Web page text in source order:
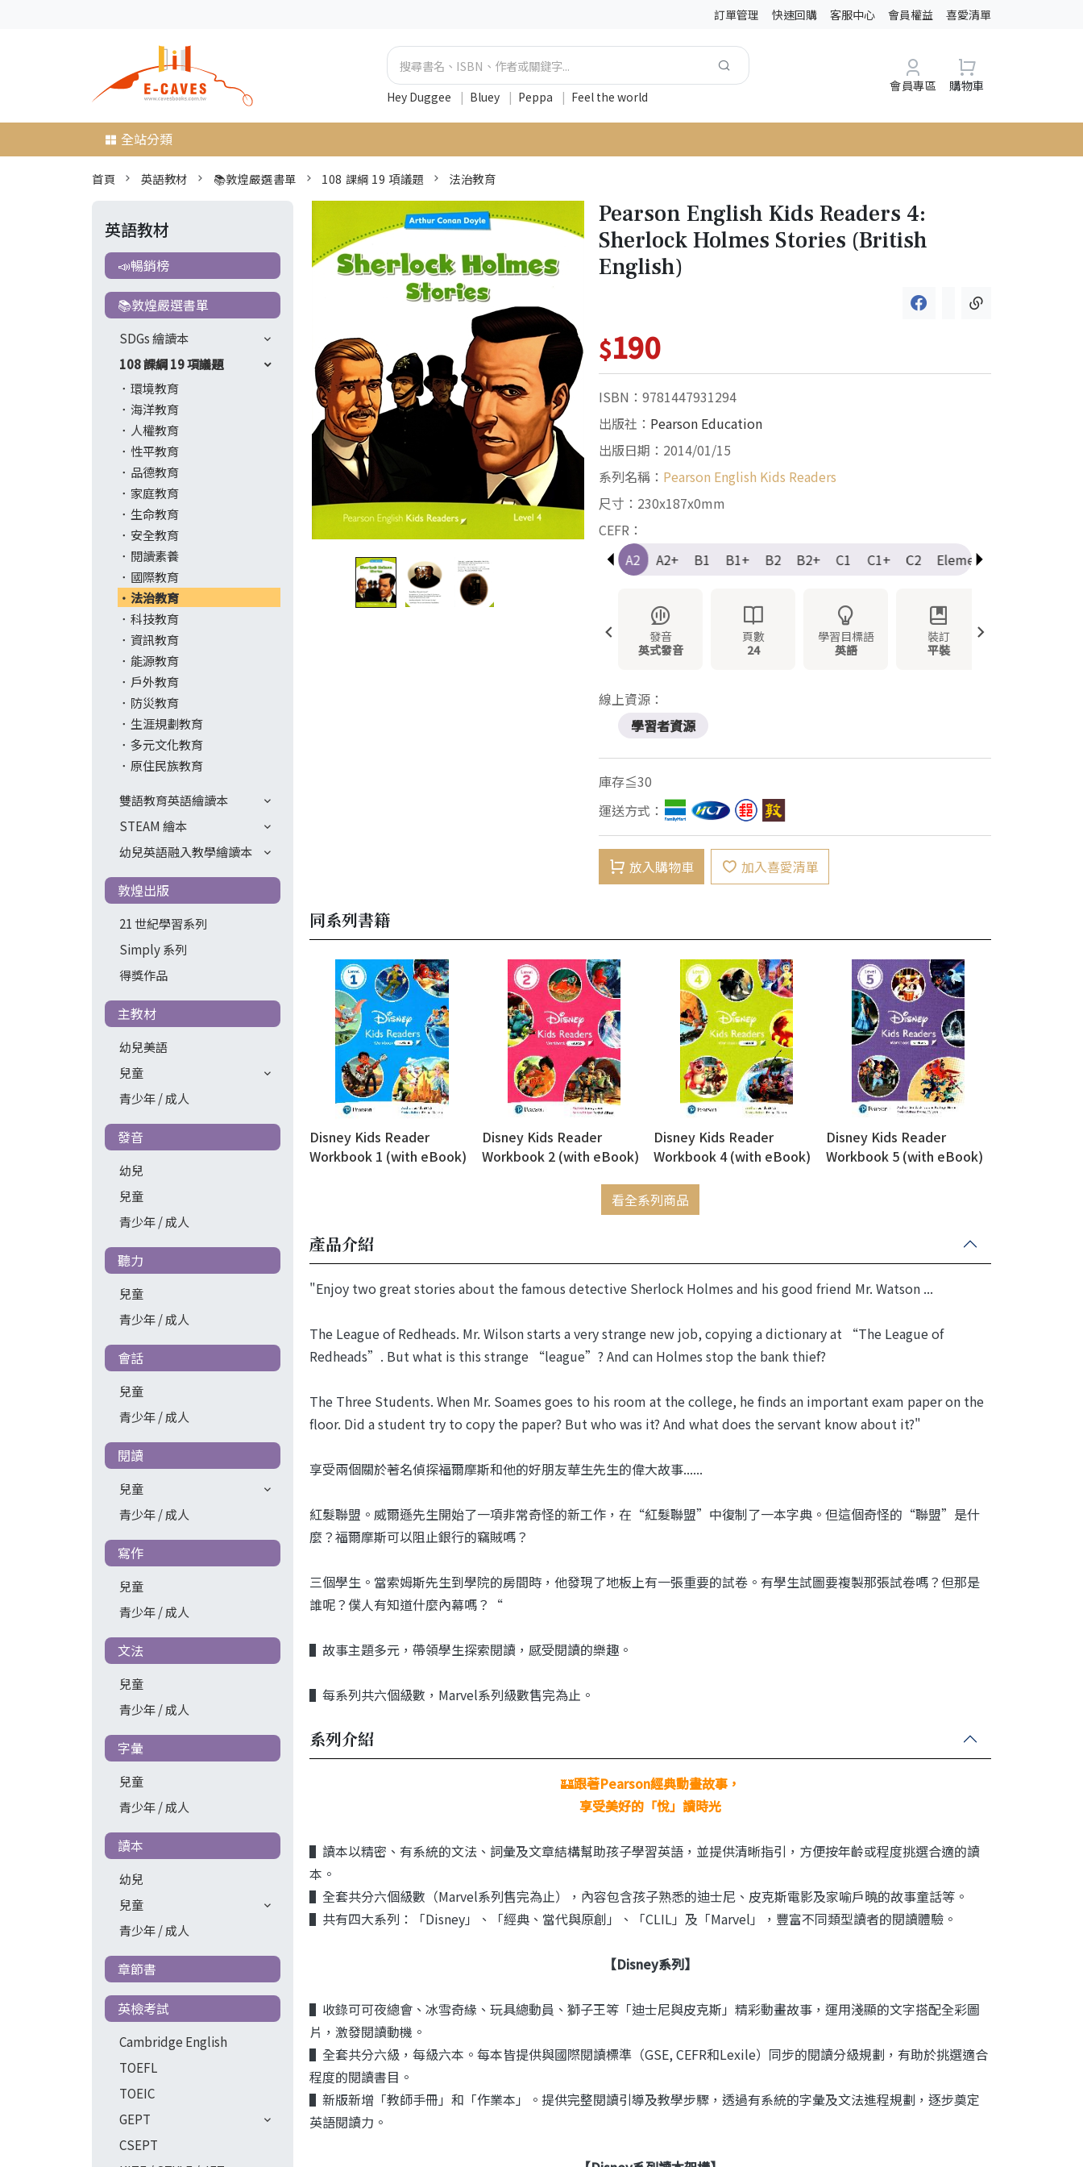
訂單管理 快速回購 客服中心 會員權益 喜愛清單
Hey Duggee | Bluey | Peppa | Feel the world
會員專區 購物車
全站分類
首頁 英語教材 📚敦煌嚴選書單 108 課綱 19 項議題 法治教育
英語教材
📣暢銷榜
📚敦煌嚴選書單
SDGs 繪讀本
108 課綱 19 項議題
環境教育
海洋教育
人權教育
性平教育
品德教育
家庭教育
生命教育
安全教育
閱讀素養
國際教育
法治教育
科技教育
資訊教育
能源教育
戶外教育
防災教育
生涯規劃教育
多元文化教育
原住民族教育
雙語教育英語繪讀本
STEAM 繪本
幼兒英語融入教學繪讀本
敦煌出版
21 世紀學習系列
Simply 系列
得獎作品
主教材
幼兒美語
兒童
青少年 / 成人
發音
幼兒
兒童
青少年 / 成人
聽力
兒童
青少年 / 成人
會話
兒童
青少年 / 成人
閱讀
兒童
青少年 / 成人
寫作
兒童
青少年 / 成人
文法
兒童
青少年 / 成人
字彙
兒童
青少年 / 成人
讀本
幼兒
兒童
青少年 / 成人
章節書
英檢考試
Cambridge English
TOEFL
TOEIC
GEPT
CSEPT
Pearson English Kids Readers 4:
Sherlock Holmes Stories (British
English)
$190
ISBN：9781447931294
出版社： Pearson Education
出版日期：2014/01/15
系列名稱： Pearson English Kids Readers
尺寸：230x187x0mm
CEFR：
A1+ A2 A2+ B1 B1+ B2 B2+ C1 C1+ C2 Elementary
發音
英式發音
頁數
24
學習目標語
英語
裝訂
平裝
線上資源：
學習者資源
庫存≦30
運送方式：
放入購物車 加入喜愛清單
同系列書籍
Disney Kids Reader
Workbook 1 (with eBook)
Disney Kids Reader
Workbook 2 (with eBook)
Disney Kids Reader
Workbook 4 (with eBook)
Disney Kids Reader
Workbook 5 (with eBook)
看全系列商品
產品介紹
"Enjoy two great stories about the famous detective Sherlock Holmes and his good friend Mr. Watson ...
The League of Redheads. Mr. Wilson starts a very strange new job, copying a dictionary at “The League of
Redheads”. But what is this strange “league”? And can Holmes stop the bank thief?
The Three Students. When Mr. Soames goes to his room at the college, he finds an important exam paper on the
floor. Did a student try to copy the paper? But who was it? And what does the servant know about it?"
享受兩個關於著名偵探福爾摩斯和他的好朋友華生先生的偉大故事......
紅髮聯盟。威爾遜先生開始了一項非常奇怪的新工作，在“紅髮聯盟”中復制了一本字典。但這個奇怪的“聯盟”是什
麼？福爾摩斯可以阻止銀行的竊賊嗎？
三個學生。當索姆斯先生到學院的房間時，他發現了地板上有一張重要的試卷。有學生試圖要複製那張試卷嗎？但那是
誰呢？僕人有知道什麼內幕嗎？“
▌故事主題多元，帶領學生探索閱讀，感受閱讀的樂趣。
▌每系列共六個級數，Marvel系列級數售完為止。
系列介紹
🏰跟著Pearson經典動畫故事，
享受美好的「悅」讀時光
▌讀本以精密、有系統的文法、詞彙及文章結構幫助孩子學習英語，並提供清晰指引，方便按年齡或程度挑選合適的讀
本。
▌全套共分六個級數（Marvel系列售完為止），內容包含孩子熟悉的迪士尼、皮克斯電影及家喻戶曉的故事童話等。
▌共有四大系列：「Disney」、「經典、當代與原創」、「CLIL」及「Marvel」，豐富不同類型讀者的閱讀體驗。
【Disney系列】
▌收錄可可夜總會、冰雪奇緣、玩具總動員、獅子王等「迪士尼與皮克斯」精彩動畫故事，運用淺顯的文字搭配全彩圖
片，激發閱讀動機。
▌全套共分六級，每級六本。每本皆提供與國際閱讀標準（GSE, CEFR和Lexile）同步的閱讀分級規劃，有助於挑選適合
程度的閱讀書目。
▌新版新增「教師手冊」和「作業本」。提供完整閱讀引導及教學步驟，透過有系統的字彙及文法進程規劃，逐步奠定
英語閱讀力。